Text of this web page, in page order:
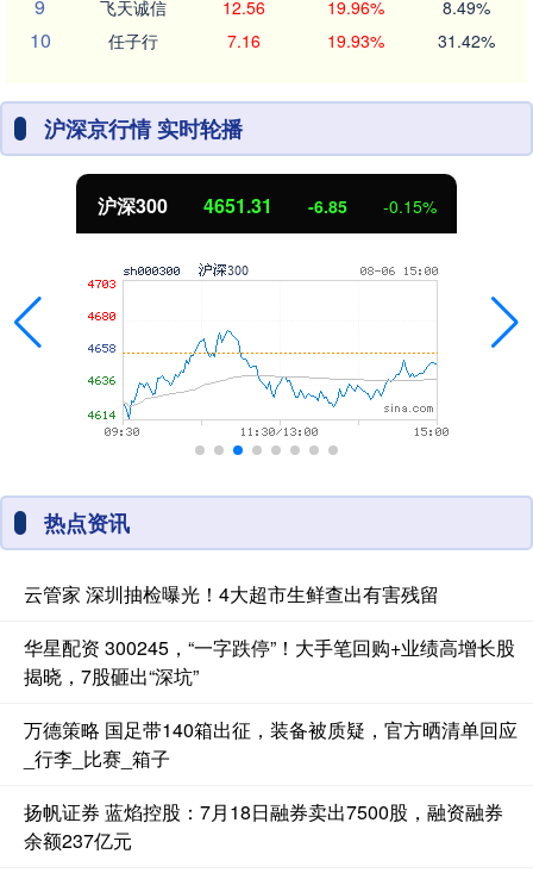
9 飞天诚信 12.56 19.96% 8.49%
10 任子行 7.16 19.93% 31.42%
沪深京行情 实时轮播
沪深300 4651.31 -6.85 -0.15%
热点资讯
云管家 深圳抽检曝光！4大超市生鲜查出有害残留
华星配资 300245，“一字跌停”！大手笔回购+业绩高增长股
揭晓，7股砸出“深坑”
万德策略 国足带140箱出征，装备被质疑，官方晒清单回应
_行李_比赛_箱子
扬帆证券 蓝焰控股：7月18日融券卖出7500股，融资融券
余额237亿元